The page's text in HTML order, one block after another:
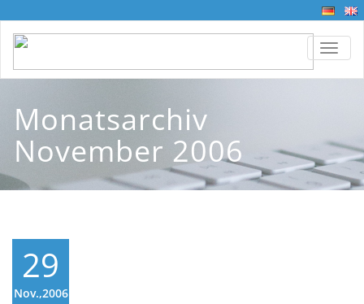
Monatsarchiv
November 2006
29
Nov.,2006